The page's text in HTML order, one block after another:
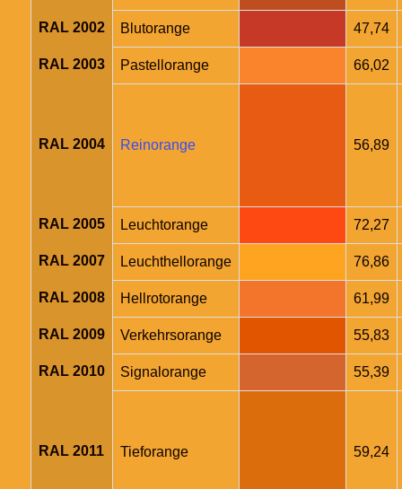
RAL 2002 Blutorange 47,74
RAL 2003 Pastellorange 66,02
RAL 2004 Reinorange 56,89
RAL 2005 Leuchtorange 72,27
RAL 2007 Leuchthellorange 76,86
RAL 2008 Hellrotorange 61,99
RAL 2009 Verkehrsorange 55,83
RAL 2010 Signalorange 55,39
RAL 2011 Tieforange 59,24